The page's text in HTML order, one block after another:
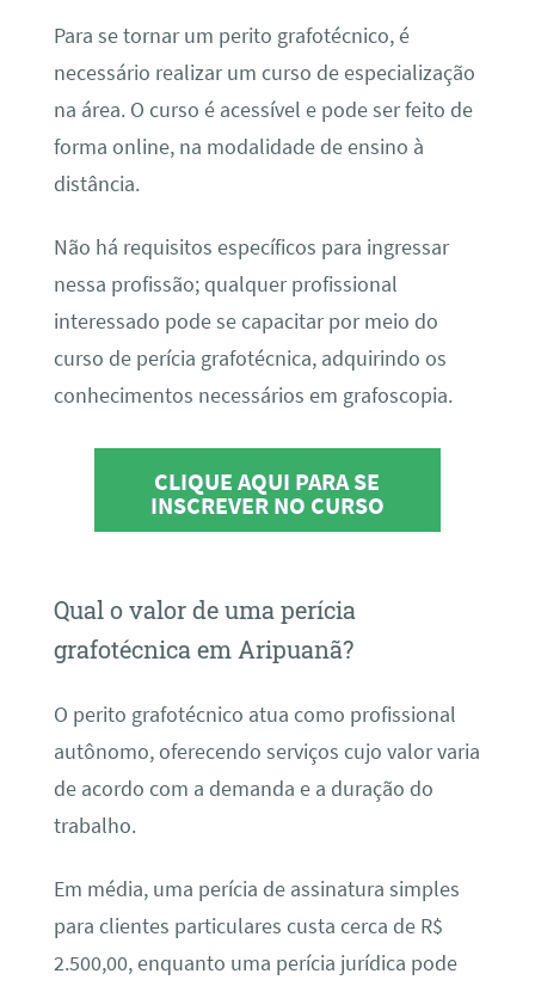
Para se tornar um perito grafotécnico, é
necessário realizar um curso de especialização
na área. O curso é acessível e pode ser feito de
forma online, na modalidade de ensino à
distância.
Não há requisitos específicos para ingressar
nessa profissão; qualquer profissional
interessado pode se capacitar por meio do
curso de perícia grafotécnica, adquirindo os
conhecimentos necessários em grafoscopia.
CLIQUE AQUI PARA SE
INSCREVER NO CURSO
Qual o valor de uma perícia
grafotécnica em Aripuanã?
O perito grafotécnico atua como profissional
autônomo, oferecendo serviços cujo valor varia
de acordo com a demanda e a duração do
trabalho.
Em média, uma perícia de assinatura simples
para clientes particulares custa cerca de R$
2.500,00, enquanto uma perícia jurídica pode